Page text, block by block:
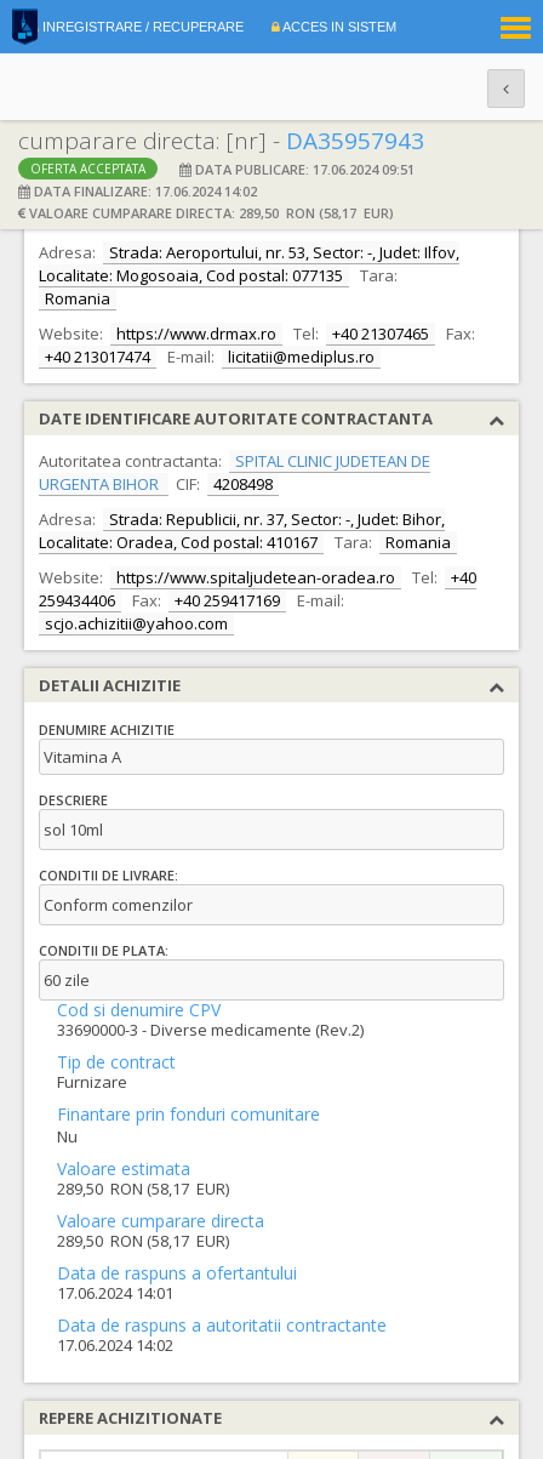
INREGISTRARE / RECUPERARE ACCES IN SISTEM
cumparare directa: [nr] - DA35957943
OFERTA ACCEPTATA
DATA PUBLICARE: 17.06.2024 09:51
DATA FINALIZARE: 17.06.2024 14:02
VALOARE CUMPARARE DIRECTA: 289,50 RON (58,17 EUR)
DATE IDENTIFICARE OFERTANT
Ofertant: S.C. DR.MAX S.R.L. CIF: 9378655
Adresa:
Strada: Aeroportului, nr. 53, Sector: -, Judet: Ilfov,
Localitate: Mogosoaia, Cod postal: 077135
Tara:
Romania
Website:
https://www.drmax.ro Tel: +40 21307465
Fax:
+40 213017474
E-mail: licitatii@mediplus.ro
DATE IDENTIFICARE AUTORITATE CONTRACTANTA
Autoritatea contractanta:
SPITAL CLINIC JUDETEAN DE
URGENTA BIHOR
CIF:
4208498
Adresa:
Strada: Republicii, nr. 37, Sector: -, Judet: Bihor,
Localitate: Oradea, Cod postal: 410167
Tara:
Romania
Website:
https://www.spitaljudetean-oradea.ro Tel:
+40
259434406
Fax: +40 259417169
E-mail:
scjo.achizitii@yahoo.com
DETALII ACHIZITIE
DENUMIRE ACHIZITIE
Vitamina A
DESCRIERE
sol 10ml
CONDITII DE LIVRARE:
Conform comenzilor
CONDITII DE PLATA:
60 zile
Cod si denumire CPV
33690000-3 - Diverse medicamente (Rev.2)
Tip de contract
Furnizare
Finantare prin fonduri comunitare
Nu
Valoare estimata
289,50 RON (58,17 EUR)
Valoare cumparare directa
289,50 RON (58,17 EUR)
Data de raspuns a ofertantului
17.06.2024 14:01
Data de raspuns a autoritatii contractante
17.06.2024 14:02
REPERE ACHIZITIONATE